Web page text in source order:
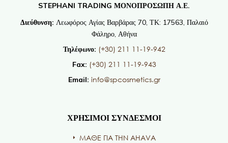
STEPHANI TRADING ΜΟΝΟΠΡΟΣΩΠΗ Α.Ε.
Διεύθυνση: Λεωφόρος Αγίας Βαρβάρας 70, ΤΚ: 17563, Παλαιό
Φάληρο, Αθήνα
Τηλέφωνο: (+30) 211 11-19-942
Fax: (+30) 211 11-19-943
Email: info@spcosmetics.gr
ΧΡΗΣΙΜΟΙ ΣΥΝΔΕΣΜΟΙ
ΜΑΘΕ ΓΙΑ ΤΗΝ AHAVA